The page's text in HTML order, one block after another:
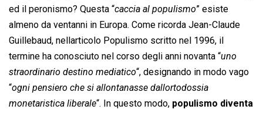
ed il peronismo? Questa “caccia al populismo” esiste
almeno da ventanni in Europa. Come ricorda Jean-Claude
Guillebaud, nellarticolo Populismo scritto nel 1996, il
termine ha conosciuto nel corso degli anni novanta “uno
straordinario destino mediatico“, designando in modo vago
“ogni pensiero che si allontanasse dallortodossia
monetaristica liberale“. In questo modo, populismo diventa